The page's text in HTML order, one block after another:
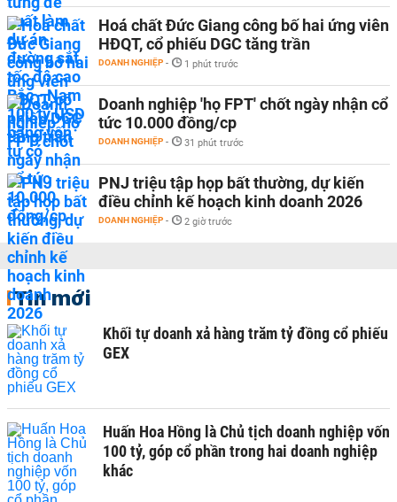
Hoá chất Đức Giang công bố hai ứng viên
HĐQT, cổ phiếu DGC tăng trần
DOANH NGHIỆP - 1 phút trước
Doanh nghiệp 'họ FPT' chốt ngày nhận cổ
tức 10.000 đồng/cp
DOANH NGHIỆP - 31 phút trước
PNJ triệu tập họp bất thường, dự kiến
điều chỉnh kế hoạch kinh doanh 2026
DOANH NGHIỆP - 2 giờ trước
Tin mới
Khối tự doanh xả hàng trăm tỷ đồng cổ phiếu
GEX
Huấn Hoa Hồng là Chủ tịch doanh nghiệp vốn
100 tỷ, góp cổ phần trong hai doanh nghiệp
khác